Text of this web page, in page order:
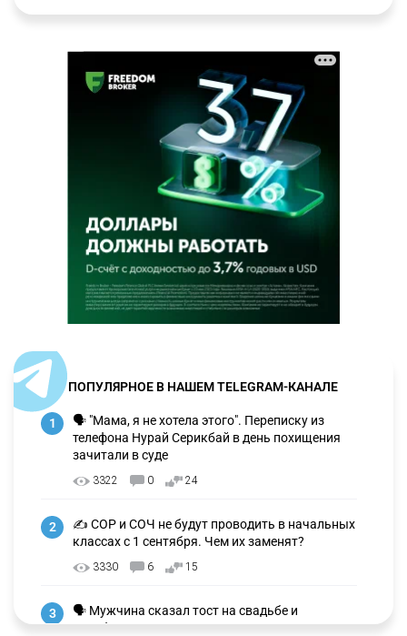
ПОПУЛЯРНОЕ В НАШЕМ TELEGRAM-КАНАЛЕ
1
🗣 "Мама, я не хотела этого". Переписку из
телефона Нурай Серикбай в день похищения
зачитали в суде
3322 0 24
2
✍️ СОР и СОЧ не будут проводить в начальных
классах с 1 сентября. Чем их заменят?
3330 6 15
3
🗣 Мужчина сказал тост на свадьбе и
заработал уголовное дело